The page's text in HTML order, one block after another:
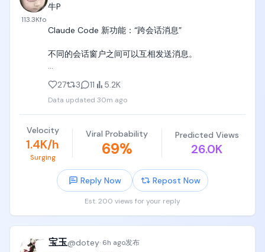
无法现象，grok video 2.0会有多厉害。
113.3Kfo
牛P
Claude Code 新功能：“跨会话消息”
不同的会话窗户之间可以互相发送消息。
有无，
只需告诉另外窗口的 Claude 去做即可。这边的会发送
一个摘要（不是您的历史记录或文件）过去，另一个
会话会在任务进行中接手继续。
跨 Git 工作树（Worktrees）协作：多个 Claude 在同
一个项目的不同分支上干活，完成了可以互相打个招
呼。
传过去的是纯文本摘要或回答，不会把整个聊天记录
27 3 11 5.2K
Data updated 30m ago
Velocity
1.4K/h
Surging
Viral Probability
69%
Predicted Views
26.0K
Reply Now Repost Now
Est. 200 views for your reply
宝玉@dotey· 6h ago发布